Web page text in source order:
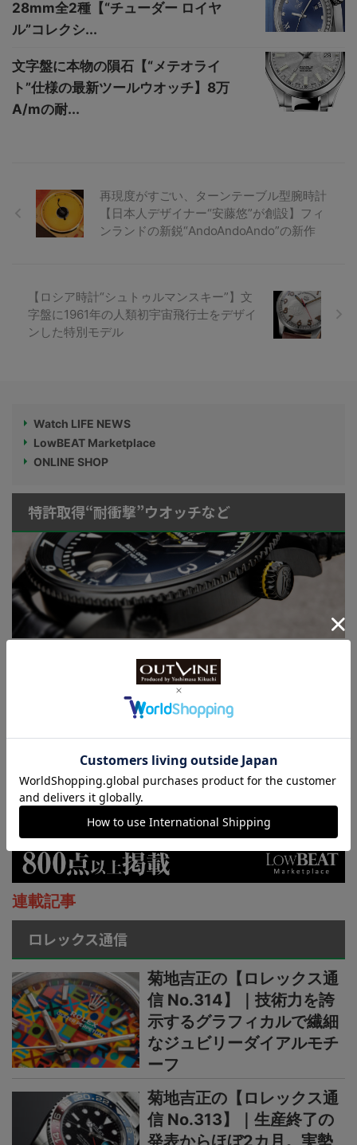
28mm全2種【“チューダー ロイヤ
ル”コレクシ...
文字盤に本物の隕石【“メテオライ
ト”仕様の最新ツールウオッチ】8万
A/mの耐...
再現度がすごい、ターンテーブル型腕時計
【日本人デザイナー“安藤悠”が創設】フィ
ンランドの新鋭“AndoAndoAndo”の新作
【ロシア時計“シュトゥルマンスキー”】文
字盤に1961年の人類初宇宙飛行士をデザイ
ンした特別モデル
Watch LIFE NEWS
LowBEAT Marketplace
ONLINE SHOP
特許取得“耐衝撃”ウオッチなど
KUOE：総まとめ
連載記事
ロレックス通信
菊地吉正の【ロレックス通
信 No.314】｜技術力を誇
示するグラフィカルで繊細
なジュビリーダイアルモチ
ーフ
菊地吉正の【ロレックス通
信 No.313】｜生産終了の
発表からほぼ2カ月。実勢